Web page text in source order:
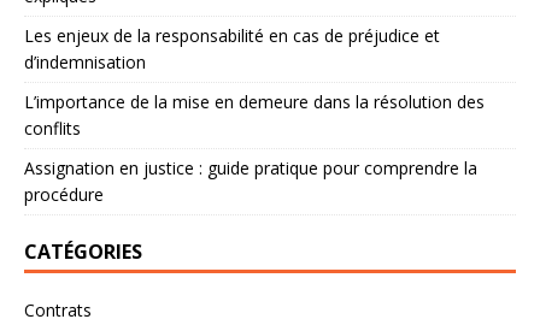
Les enjeux de la responsabilité en cas de préjudice et
d’indemnisation
L’importance de la mise en demeure dans la résolution des
conflits
Assignation en justice : guide pratique pour comprendre la
procédure
CATÉGORIES
Contrats